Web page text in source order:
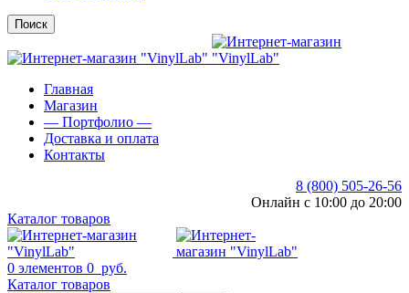
Поиск
Главная
Магазин
— Портфолио —
Доставка и оплата
Контакты
8 (800) 505-26-56
Онлайн с 10:00 до 20:00
Каталог товаров
0 элементов 0 руб.
Каталог товаров